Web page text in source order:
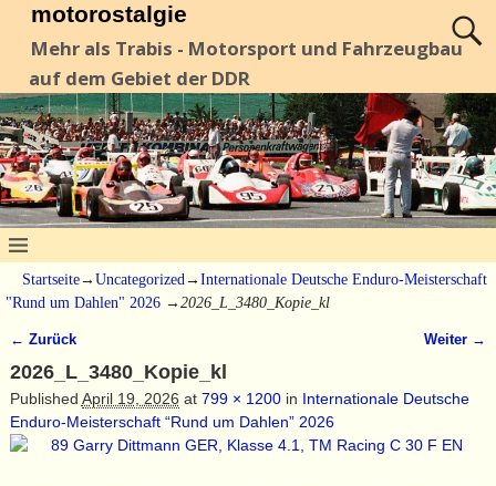
motorostalgie
Mehr als Trabis - Motorsport und Fahrzeugbau
auf dem Gebiet der DDR
Startseite→ Uncategorized → Internationale Deutsche Enduro-Meisterschaft
"Rund um Dahlen" 2026 → 2026_L_3480_Kopie_kl
Bilder-Navigation
← Zurück Weiter →
2026_L_3480_Kopie_kl
Published April 19, 2026 at 799 × 1200in Internationale Deutsche
Enduro-Meisterschaft “Rund um Dahlen” 2026